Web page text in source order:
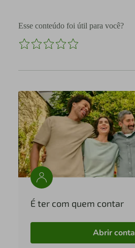
Esse conteúdo foi útil para você?
É ter com quem contar
Abrir conta